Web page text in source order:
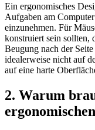
Ein ergonomisches
Aufgaben am
einzunehmen. Für
konstruiert sein sollten,
Beugung nach der
idealerweise nicht auf
auf eine harte
2. Warum